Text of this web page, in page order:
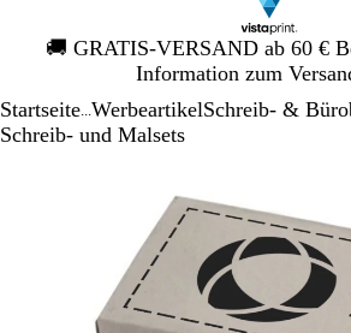
🚚 GRATIS-VERSAND ab 60 €
Information zum
Galeriebild
1
Startseite WerbeartikelSchreib- &
Schreib- und Malsets
Minimum
die
Tasten
+
und
-